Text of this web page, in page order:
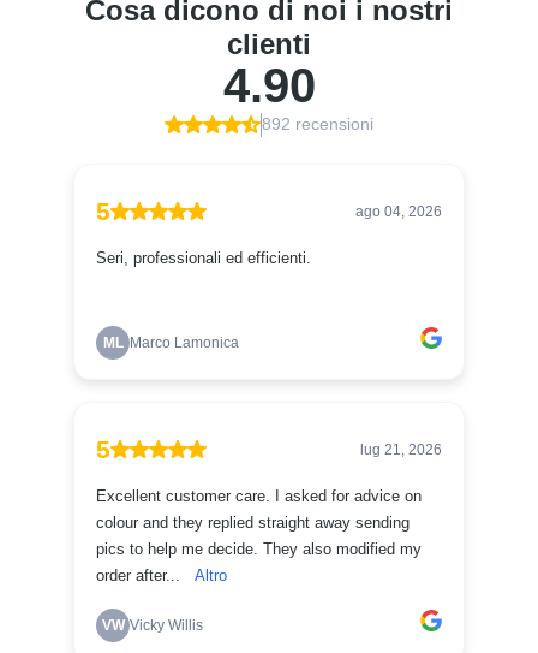
Lavare le mani e gli attrezzi conacqua e sapone
subito dopo l’uso.
Con la Vernice SETA PLUS Effetto Laccato, puoi
ottenere una finitura impeccabile, resistente e di
grande impatto estetico, adatta a ogni tipo di restyling
GUARDA IL VIDEO DEDICATO A QUESTO